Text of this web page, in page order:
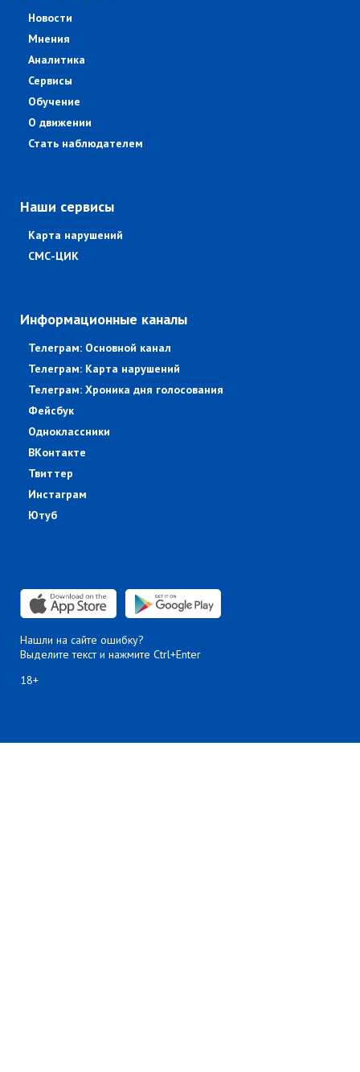
Новости
Мнения
Аналитика
Сервисы
Обучение
О движении
Стать наблюдателем
Наши сервисы
Карта нарушений
СМС-ЦИК
Информационные каналы
Телеграм: Основной канал
Телеграм: Карта нарушений
Телеграм: Хроника дня голосования
Фейсбук
Одноклассники
ВКонтакте
Твиттер
Инстаграм
Ютуб
Нашли на сайте ошибку?
Выделите текст и нажмите Ctrl+Enter
18+